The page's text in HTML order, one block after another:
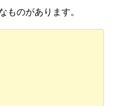
ものがあります。